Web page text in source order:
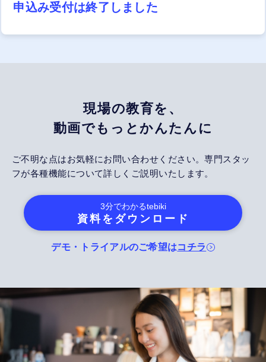
申込み受付は終了しました
現場の教育を、
動画でもっとかんたんに
ご不明な点はお気軽にお問い合わせください。専門スタッ
フが各種機能について詳しくご説明いたします。
3分でわかるtebiki
資料をダウンロード
デモ・トライアルのご希望はコチラ